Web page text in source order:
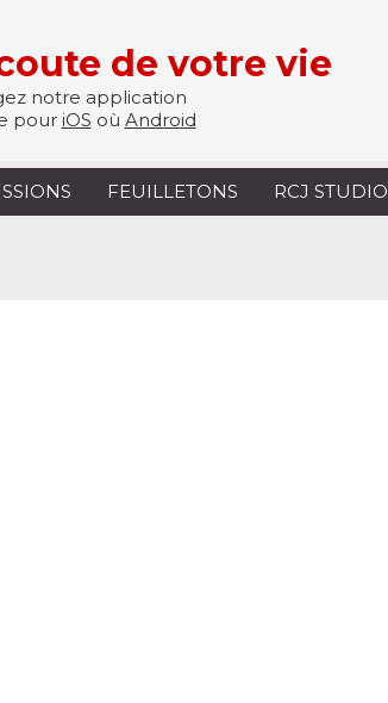
de votre vie
notre application
pour iOS où Android
FEUILLETONS RCJ STUDIO